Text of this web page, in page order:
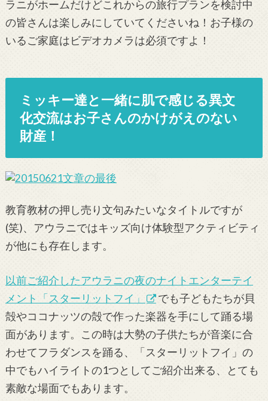
ラニがホームだけどこれからの旅行プランを検討中
の皆さんは楽しみにしていてくださいね！お子様の
いるご家庭はビデオカメラは必須ですよ！
ミッキー達と一緒に肌で感じる異文
化交流はお子さんのかけがえのない
財産！
教育教材の押し売り文句みたいなタイトルですが
(笑)、アウラニではキッズ向け体験型アクティビティ
が他にも存在します。
以前ご紹介したアウラニの夜のナイトエンターテイ
メント「スターリットフイ」
でも子どもたちが貝
殻やココナッツの殻で作った楽器を手にして踊る場
面があります。この時は大勢の子供たちが音楽に合
わせてフラダンスを踊る、「スターリットフイ」の
中でもハイライトの1つとしてご紹介出来る、とても
素敵な場面でもあります。